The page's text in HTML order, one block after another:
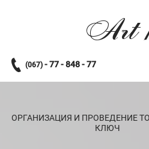
Art
(067) - 77 - 848 - 77
ОРГАНИЗАЦИЯ И ПРОВЕДЕНИЕ
КЛЮЧ